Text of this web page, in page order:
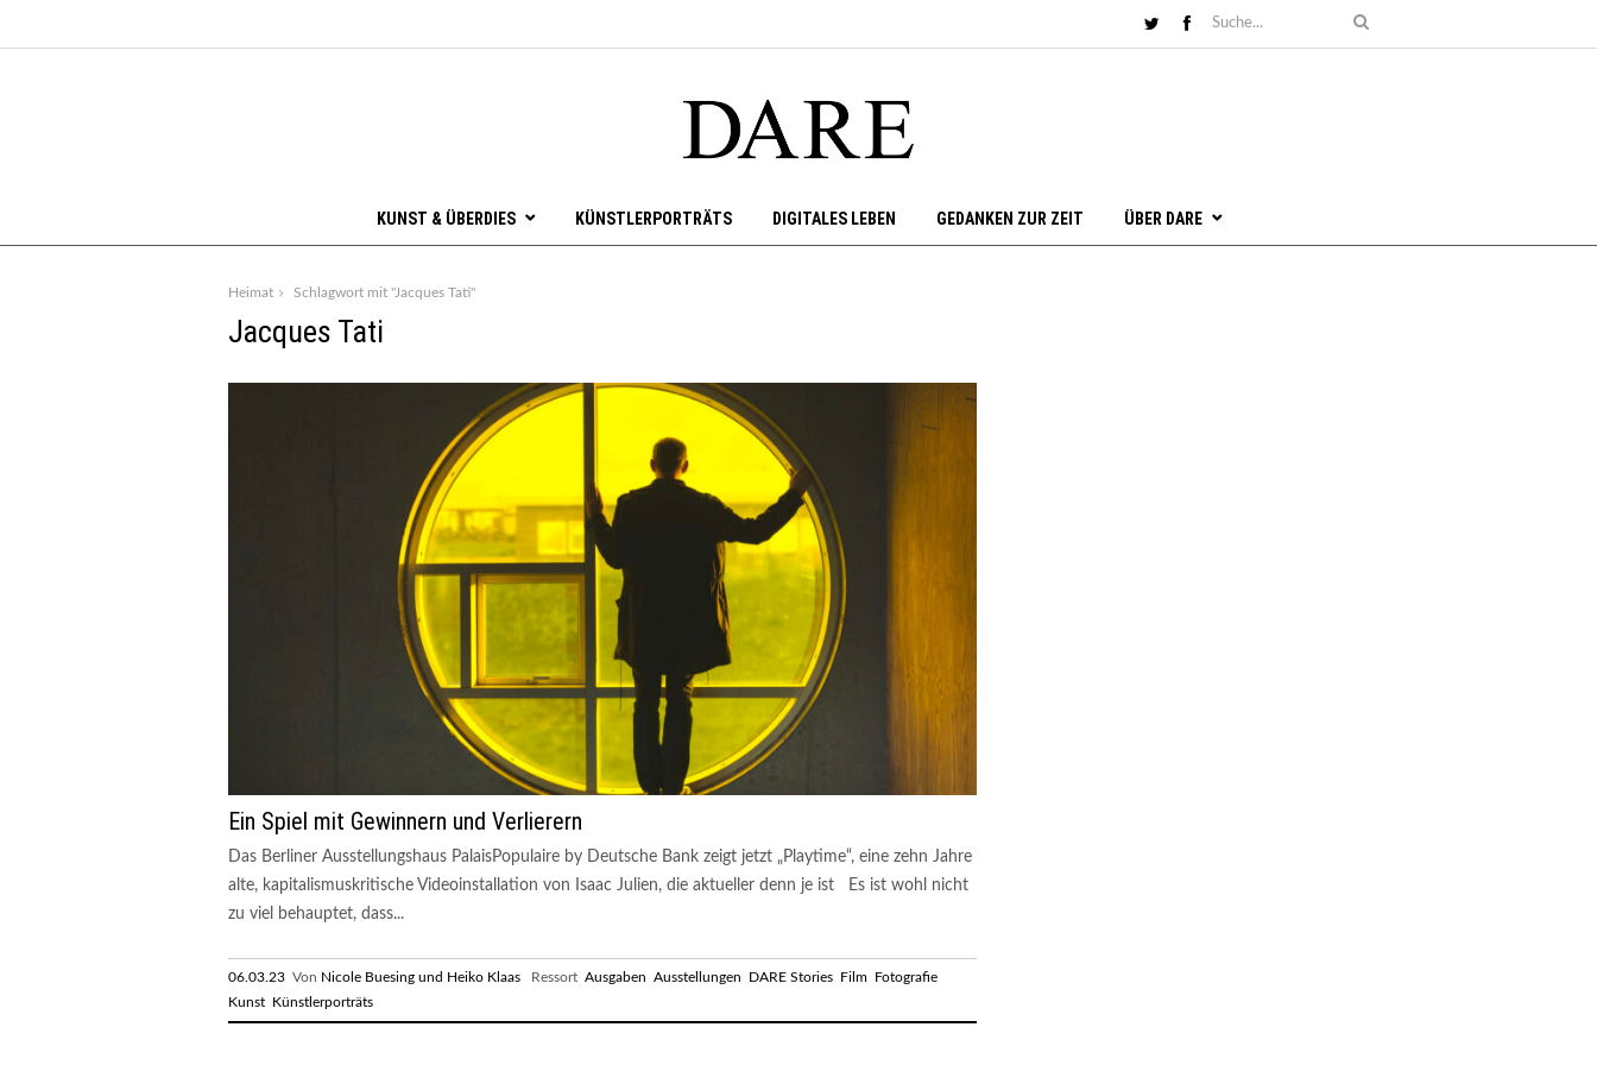
KUNST & ÜBERDIES KÜNSTLERPORTRÄTS DIGITALES LEBEN GEDANKEN ZUR ZEIT ÜBER DARE
Heimat Schlagwort mit "Jacques Tati"
Jacques Tati
Ein Spiel mit Gewinnern und Verlierern
Das Berliner Ausstellungshaus PalaisPopulaire by Deutsche Bank zeigt jetzt „Playtime“, eine zehn Jahre
alte, kapitalismuskritische Videoinstallation von Isaac Julien, die aktueller denn je ist Es ist wohl nicht
zu viel behauptet, dass...
06.03.23 Von Nicole Buesing und Heiko Klaas Ressort Ausgaben Ausstellungen DARE Stories Film Fotografie
Kunst Künstlerporträts